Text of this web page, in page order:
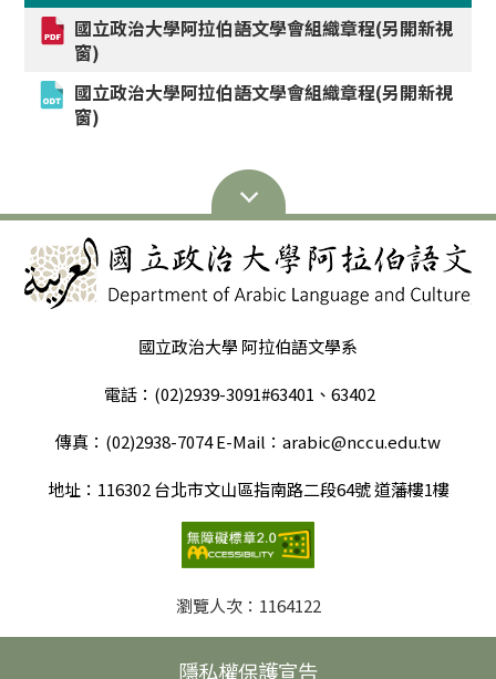
國立政治大學阿拉伯語文學會組織章程(另開新視
窗)
國立政治大學阿拉伯語文學會組織章程(另開新視
窗)
國立政治大學 阿拉伯語文學系
電話：(02)2939-3091#63401、63402
傳真：(02)2938-7074 E-Mail：arabic@nccu.edu.tw
地址：116302 台北市文山區指南路二段64號 道藩樓1樓
瀏覽人次： 1164122
隱私權保護宣告